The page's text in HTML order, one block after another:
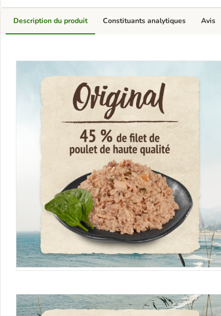
Description du produit Constituants analytiques Avis